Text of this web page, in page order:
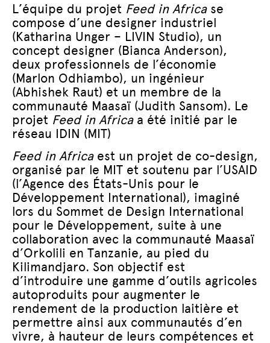
L’équipe du projet Feed in Africase
compose d’une designer industriel
(Katharina Unger – LIVIN Studio), un
concept designer (Bianca Anderson),
deux professionnels de l’économie
(Marlon Odhiambo), un ingénieur
(Abhishek Raut) et un membre de la
communauté Maasaï (Judith Sansom). Le
projet Feed in Africaa été initié par le
réseau IDIN (MIT)
Feed in Africaest un projet de co-design,
organisé par le MIT et soutenu par l’USAID
(l’Agence des États-Unis pour le
Développement International), imaginé
lors du Sommet de Design International
pour le Développement, suite à une
collaboration avec la communauté Maasaï
d’Orkolili en Tanzanie, au pied du
Kilimandjaro. Son objectif est
d’introduire une gamme d’outils agricoles
autoproduits pour augmenter le
rendement de la production laitière et
permettre ainsi aux communautés d’en
vivre, à hauteur de leurs compétences et